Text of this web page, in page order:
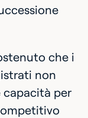
che i
non
per